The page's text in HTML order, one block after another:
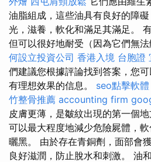
油脂組成，這些油具有良好的障
光，滋養，軟化和滿足其滿足。
但可以很好地耐受（因為它們無
何設立投資公司 香港入境 台胞證
們建議您根據評論找到答案，您
有理想效果的信息。 seo點擊軟體
竹整骨推薦 accounting firm
皮膚更薄，是皺紋出現的第一個
可以最大程度地減少危險屍體，
曬黑。 由於存在青銅劑，面部會
良好滋潤，防止脫水和刺激。 油